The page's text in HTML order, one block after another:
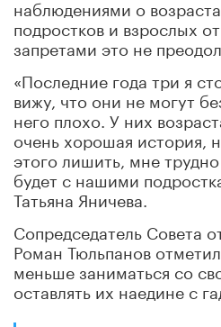
наблюдениями о
подростков и взрослых
запретами это не
«Последние года три я
вижу, что они не могут
него плохо. У них
очень хорошая история,
этого лишить, мне
будет с нашими
Татьяна Яничева.
Сопредседатель Совета
Роман Тюльпанов
меньше заниматься со
оставлять их наедине с